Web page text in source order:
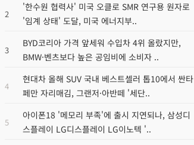
2
'한수원 협력사' 미국 오클로 SMR 연구용 원자로
'임계 상태' 도달, 미국 에너지부..
3
BYD코리아 가격 앞세워 수입차 4위 올랐지만,
BMW·벤츠보다 높은 공임비에 소비자 ..
4
현대차 올해 SUV 국내 베스트셀러 톱10에서 싼타
페만 자리매김, 그랜저·아반떼 '세단..
5
아이폰18 '메모리 부족'에 출시 지연되나, 삼성디
스플레이 LG디스플레이 LG이노텍 '..